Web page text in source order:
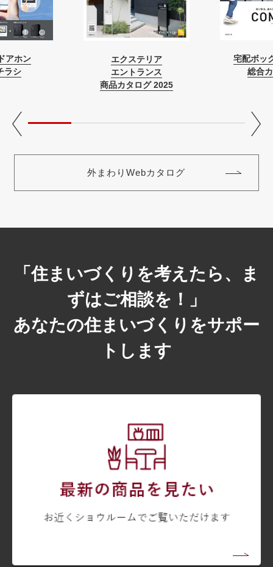
アホン
ラシ
エクステリア
エントランス
商品カタログ 2025
宅配ボッ
総合
外まわりWebカタログ
「住まいづくりを考えたら、ま
ずはご相談を！」
あなたの住まいづくりをサポー
トします